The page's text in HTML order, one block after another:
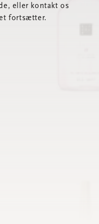
eller kontakt os
fortsætter.